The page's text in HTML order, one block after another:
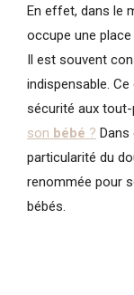
En effet, dans le
occupe une place
Il est souvent
indispensable.
sécurité aux
son bébé ?
particularité du
renommée pour
bébés.